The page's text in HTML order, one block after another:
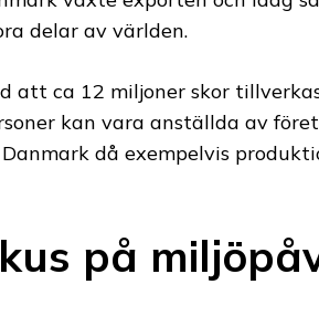
delar av världen.
att ca 12 miljoner skor
kan vara anställda av
då exempelvis
på